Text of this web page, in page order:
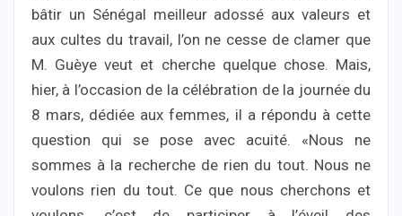
bâtir un Sénégal meilleur adossé aux valeurs et
aux cultes du travail, l’on ne cesse de clamer que
M. Guèye veut et cherche quelque chose. Mais,
hier, à l’occasion de la célébration de la journée du
8 mars, dédiée aux femmes, il a répondu à cette
question qui se pose avec acuité. «Nous ne
sommes à la recherche de rien du tout. Nous ne
voulons rien du tout. Ce que nous cherchons et